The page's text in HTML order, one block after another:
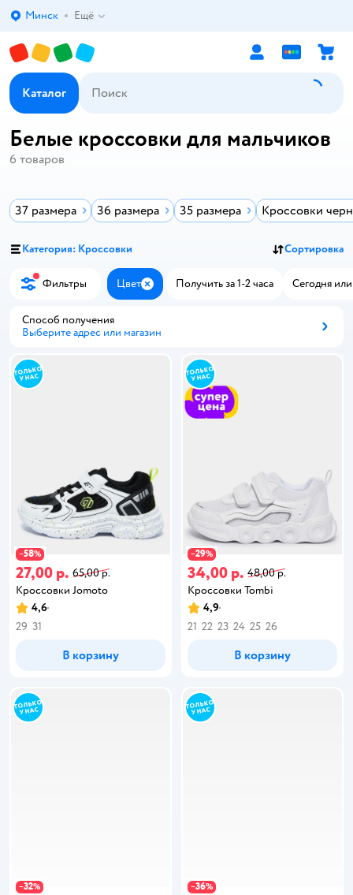
Выбор адреса доставки.
Минск Ещё
Каталог
Белые кроссовки для мальчиков
6 товаров
37 размера 36 размера 35 размера Кроссовки
Категория: Кроссовки Сортировка
Фильтры Цвет ЗакрытьПолучить за 1-2 часа Сегодня или
Способ получения
Выберите адрес или магазин
−58%
27,00 р. 65,00 р.
Кроссовки Jomoto
4,6
29 31
В корзину
−29%
34,00 р. 48,00 р.
Кроссовки Tombi
4,9
21 22 23 24 25 26
В корзину
−32% −36%